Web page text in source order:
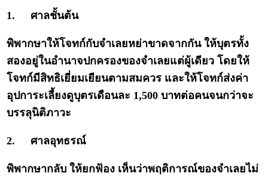
1. ศาลชั้นต้น
พิพากษาให้โจทก์กับจำเลยหย่าขาดจากกัน ให้บุตรทั้ง
สองอยู่ในอำนาจปกครองของจำเลยแต่ผู้เดียว โดยให้
โจทก์มีสิทธิเยี่ยมเยียนตามสมควร และให้โจทก์ส่งค่า
อุปการะเลี้ยงดูบุตรเดือนละ 1,500 บาทต่อคนจนกว่าจะ
บรรลุนิติภาวะ
2. ศาลอุทธรณ์
พิพากษากลับ ให้ยกฟ้อง เห็นว่าพฤติการณ์ของจำเลยไม่